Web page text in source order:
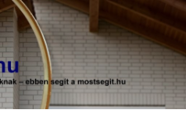
és felújítóknak – ebben segít